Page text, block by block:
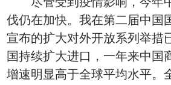
伐仍在加快。我在第二届中国
宣布的扩大对外开放系列举措
国持续扩大进口，一年来中国
增速明显高于全球平均水平。